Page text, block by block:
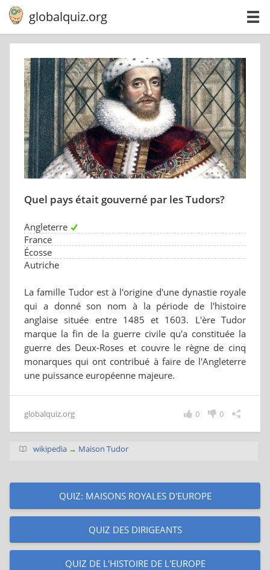
globalquiz.org
Quel pays était gouverné par les Tudors?
Angleterre
France
Écosse
Autriche
La famille Tudor est à l'origine d'une dynastie royale
qui a donné son nom à la période de l'histoire
anglaise située entre 1485 et 1603. L'ère Tudor
marque la fin de la guerre civile qu'a constituée la
guerre des Deux-Roses et couvre le règne de cinq
monarques qui ont contribué à faire de l'Angleterre
une puissance européenne majeure.
globalquiz.org 0
0
wikipedia → Maison Tudor
QUIZ: MAISONS ROYALES D'EUROPE
QUIZ DES DIRIGEANTS
QUIZ DE L'HISTOIRE DE L'EUROPE